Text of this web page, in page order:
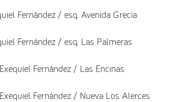
Fernández / esq. Avenida Grecia
Fernández / esq. Las Palmeras
Fernández / Las Encinas
Fernández / Nueva Los Alerces